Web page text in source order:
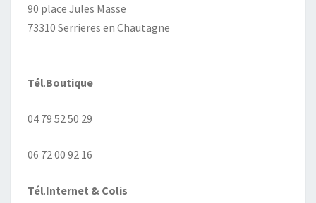
90 place Jules Masse
73310 Serrieres en Chautagne
Tél.Boutique
04 79 52 50 29
06 72 00 92 16
Tél.Internet & Colis